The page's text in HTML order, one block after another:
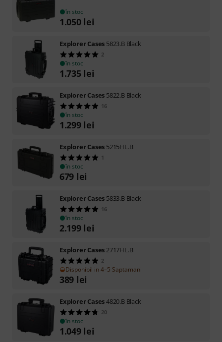
în stoc
1.050 lei
Explorer Cases 5823.B Black
2
în stoc
1.735 lei
Explorer Cases 5822.B Black
16
în stoc
1.299 lei
Explorer Cases 5215HL.B
1
în stoc
679 lei
Explorer Cases 5833.B Black
16
în stoc
2.199 lei
Explorer Cases 2717HL.B
2
Disponibil in 4–5 Saptamani
389 lei
Explorer Cases4820.B Black
20
în stoc
1.049 lei